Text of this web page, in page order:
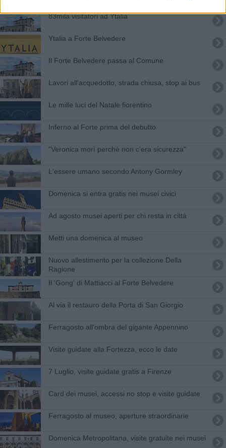
83mila visitatori ad Ytalia
Ytalia a Forte Belvedere
Il Forte Belvedere passa al Comune
Lavori all'acquedotto, strada chiusa, stop ai bus
Le mille luci del Natale fiorentino
Inferno al Forte prima del debutto
"Veronica morì perché non c'era sicurezza"
L'essere umano secondo Antony Gormley
Domenica si entra gratis nei musei civici
Ad agosto musei aperti per chi resta in città
Metti una domenica al museo
Nuovo allestimento per la collezione Della
Ragione
Il 'Gong' di Mattiacci al Forte Belvedere
Al via il restauro della Porta di San Giorgio
Ferragosto all'ombra del gigante Appennino
​Visite guidate alla Fortezza, ecco le date
7 Luglio, visite guidate gratis a Firenze
Card dei musei, accessi no stop e visite guidate
​Ferragosto al museo, aperture straordinarie
Domenica Metropolitana, visite gratuite nei musei